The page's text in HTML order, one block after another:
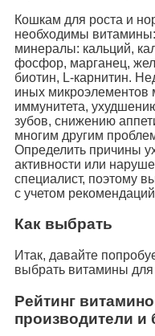
Кошкам для роста и
необходимы
минералы: кальций,
фосфор, марганец,
биотин, L-карнитин.
иных микроэлементов
иммунитета,
зубов, снижению
многим другим
Определить причины
активности или
специалист, поэтому
с учетом
Как выбрать
Итак, давайте
выбрать витамины для
Рейтинг
производители и